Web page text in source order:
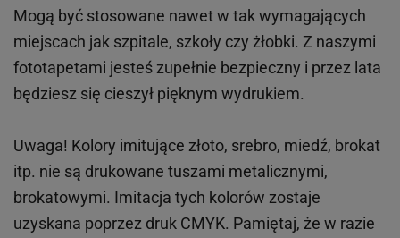
Mogą być stosowane nawet w tak wymagających
miejscach jak szpitale, szkoły czy żłobki. Z naszymi
fototapetami jesteś zupełnie bezpieczny i przez lata
będziesz się cieszył pięknym wydrukiem.
Uwaga! Kolory imitujące złoto, srebro, miedź, brokat
itp. nie są drukowane tuszami metalicznymi,
brokatowymi. Imitacja tych kolorów zostaje
uzyskana poprzez druk CMYK. Pamiętaj, że w razie